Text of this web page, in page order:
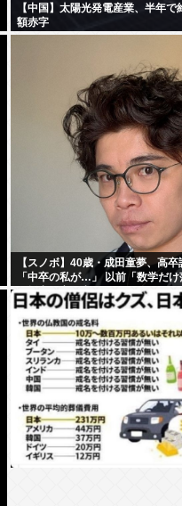
【中国】太陽光発電産業、半年
額赤字
【スノボ】40歳・成田童夢、高
「中卒の私が…」 以前「数学だ
AI採点で高得点